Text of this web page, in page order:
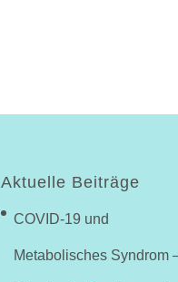
Aktuelle Beiträge
COVID-19 und
Metabolisches Syndrom